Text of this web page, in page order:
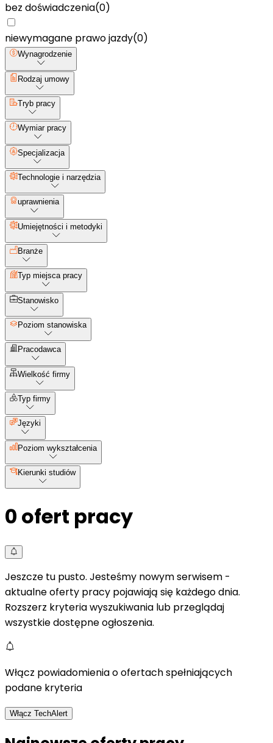
bez doświadczenia(0)
niewymagane prawo jazdy(0)
Wynagrodzenie
Rodzaj umowy
Tryb pracy
Wymiar pracy
Specjalizacja
Technologie i narzędzia
uprawnienia
Umiejętności i metodyki
Branże
Typ miejsca pracy
Stanowisko
Poziom stanowiska
Pracodawca
Wielkość firmy
Typ firmy
Języki
Poziom wykształcenia
Kierunki studiów
0 ofert pracy
Jeszcze tu pusto. Jesteśmy nowym serwisem -
aktualne oferty pracy pojawiają się każdego dnia.
Rozszerz kryteria wyszukiwania lub przeglądaj
wszystkie dostępne ogłoszenia.
Włącz powiadomienia o ofertach spełniających
podane kryteria
Włącz TechAlert